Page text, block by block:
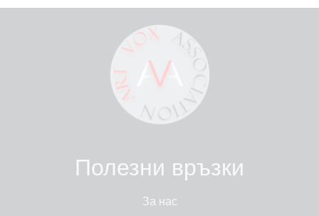
Полезни връзки
За нас